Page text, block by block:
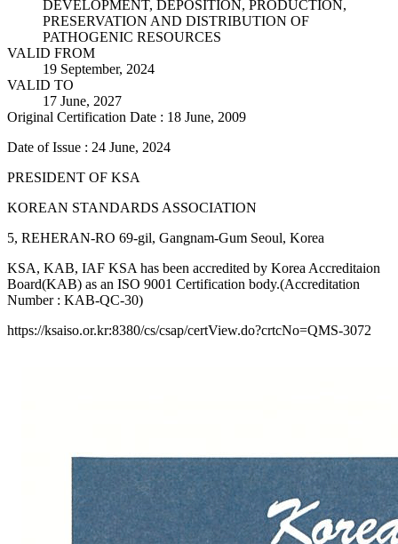
DEVELOPMENT, DEPOSITION, PRODUCTION,
PRESERVATION AND DISTRIBUTION OF
PATHOGENIC RESOURCES
VALID FROM
19 September, 2024
VALID TO
17 June, 2027
Original Certification Date : 18 June, 2009
Date of Issue : 24 June, 2024
PRESIDENT OF KSA
KOREAN STANDARDS ASSOCIATION
5, REHERAN-RO 69-gil, Gangnam-Gum Seoul, Korea
KSA, KAB, IAF KSA has been accredited by Korea Accreditaion
Board(KAB) as an ISO 9001 Certification body.(Accreditation
Number : KAB-QC-30)
https://ksaiso.or.kr:8380/cs/csap/certView.do?crtcNo=QMS-3072